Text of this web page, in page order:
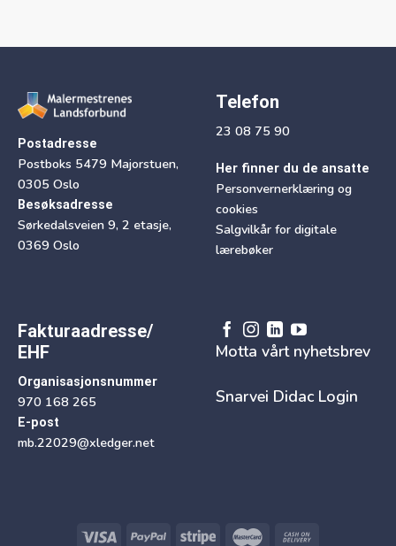
Postadresse
Postboks 5479 Majorstuen,
0305 Oslo
Besøksadresse
Sørkedalsveien 9, 2 etasje,
0369 Oslo
Telefon
23 08 75 90
Her finner du de ansatte
Personvernerklæring og
cookies
Salgvilkår for digitale
lærebøker
Fakturaadresse/
EHF
Organisasjonsnummer
970 168 265
E-post
mb.22029@xledger.net
Motta vårt nyhetsbrev
Snarvei Didac Login